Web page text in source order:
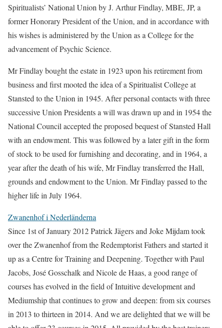
Spiritualists’ National Union by J. Arthur Findlay, MBE, JP, a
former Honorary President of the Union, and in accordance with
his wishes is administered by the Union as a College for the
advancement of Psychic Science.
Mr Findlay bought the estate in 1923 upon his retirement from
business and first mooted the idea of a Spiritualist College at
Stansted to the Union in 1945. After personal contacts with three
successive Union Presidents a will was drawn up and in 1954 the
National Council accepted the proposed bequest of Stansted Hall
with an endowment. This was followed by a later gift in the form
of stock to be used for furnishing and decorating, and in 1964, a
year after the death of his wife, Mr Findlay transferred the Hall,
grounds and endowment to the Union. Mr Findlay passed to the
higher life in July 1964.
Zwanenhof i Nederländerna
Since 1st of January 2012 Patrick Jägers and Joke Mijdam took
over the Zwanenhof from the Redemptorist Fathers and started it
up as a Centre for Training and Deepening. Together with Paul
Jacobs, José Gosschalk and Nicole de Haas, a good range of
courses has evolved in the field of Intuitive development and
Mediumship that continues to grow and deepen: from six courses
in 2013 to thirteen in 2014. And we are delighted that we will be